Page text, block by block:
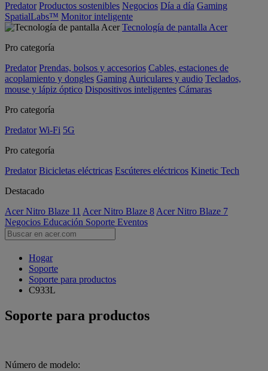
Predator Productos sostenibles Negocios Día a día Gaming
SpatialLabs™ Monitor inteligente
Tecnología de pantalla Acer
Pro categoría
Predator Prendas, bolsos y accesorios Cables, estaciones de
acoplamiento y dongles Gaming Auriculares y audio Teclados,
mouse y lápiz óptico Dispositivos inteligentes Cámaras
Pro categoría
Predator Wi-Fi 5G
Pro categoría
Predator Bicicletas eléctricas Escúteres eléctricos Kinetic Tech
Destacado
Acer Nitro Blaze 11 Acer Nitro Blaze 8 Acer Nitro Blaze 7
Negocios Educación Soporte Eventos
Hogar
Soporte
Soporte para productos
C933L
Soporte para productos
Número de modelo: